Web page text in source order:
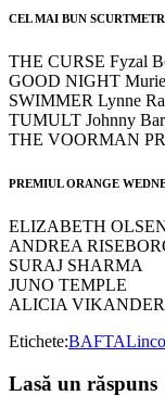
CEL MAI BUN
THE CURSE Fyzal
GOOD NIGHT
SWIMMER Lynne
TUMULT Johnny
THE VOORMAN
PREMIUL ORANGE
ELIZABETH
ANDREA
SURAJ SHARMA
JUNO TEMPLE
ALICIA VIKANDER
Etichete:BAFTA
Lasă un răspuns